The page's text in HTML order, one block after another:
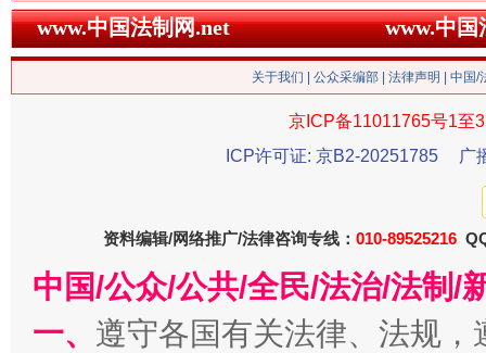
www.中国法制网.net www.中
关于我们 公众采编部 法律声明 | 中国
京ICP备11011765号1至
ICP许可证: 京B2-20251785
广
资料编辑/网络推广/法律咨询专线： 010-89525216
中国/公众/公共/全民/法治/法制/
一、 遵守各国有关法律、法规